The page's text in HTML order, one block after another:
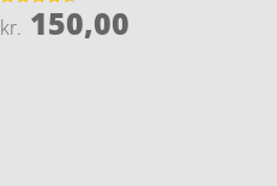
Vurderet
4.6
kr. 150,00